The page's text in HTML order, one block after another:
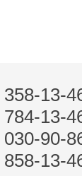
358-13-
784-13-
030-90-
858-13-